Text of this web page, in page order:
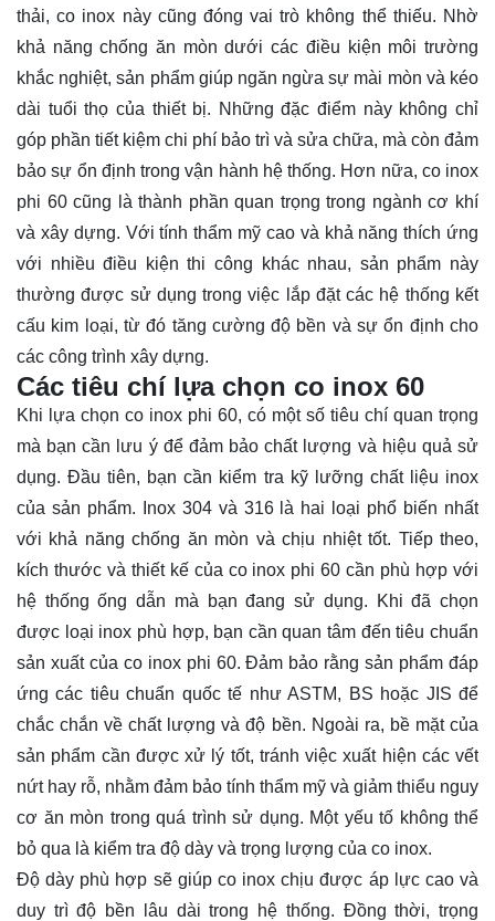
thải, co inox này cũng đóng vai trò không thể thiếu. Nhờ
khả năng chống ăn mòn dưới các điều kiện môi trường
khắc nghiệt, sản phẩm giúp ngăn ngừa sự mài mòn và kéo
dài tuổi thọ của thiết bị. Những đặc điểm này không chỉ
góp phần tiết kiệm chi phí bảo trì và sửa chữa, mà còn đảm
bảo sự ổn định trong vận hành hệ thống. Hơn nữa, co inox
phi 60 cũng là thành phần quan trọng trong ngành cơ khí
và xây dựng. Với tính thẩm mỹ cao và khả năng thích ứng
với nhiều điều kiện thi công khác nhau, sản phẩm này
thường được sử dụng trong việc lắp đặt các hệ thống kết
cấu kim loại, từ đó tăng cường độ bền và sự ổn định cho
các công trình xây dựng.
Các tiêu chí lựa chọn co inox 60
Khi lựa chọn co inox phi 60, có một số tiêu chí quan trọng
mà bạn cần lưu ý để đảm bảo chất lượng và hiệu quả sử
dụng. Đầu tiên, bạn cần kiểm tra kỹ lưỡng chất liệu inox
của sản phẩm. Inox 304 và 316 là hai loại phổ biến nhất
với khả năng chống ăn mòn và chịu nhiệt tốt. Tiếp theo,
kích thước và thiết kế của co inox phi 60 cần phù hợp với
hệ thống ống dẫn mà bạn đang sử dụng. Khi đã chọn
được loại inox phù hợp, bạn cần quan tâm đến tiêu chuẩn
sản xuất của co inox phi 60. Đảm bảo rằng sản phẩm đáp
ứng các tiêu chuẩn quốc tế như ASTM, BS hoặc JIS để
chắc chắn về chất lượng và độ bền. Ngoài ra, bề mặt của
sản phẩm cần được xử lý tốt, tránh việc xuất hiện các vết
nứt hay rỗ, nhằm đảm bảo tính thẩm mỹ và giảm thiểu nguy
cơ ăn mòn trong quá trình sử dụng. Một yếu tố không thể
bỏ qua là kiểm tra độ dày và trọng lượng của co inox.
Độ dày phù hợp sẽ giúp co inox chịu được áp lực cao và
duy trì độ bền lâu dài trong hệ thống. Đồng thời, trọng